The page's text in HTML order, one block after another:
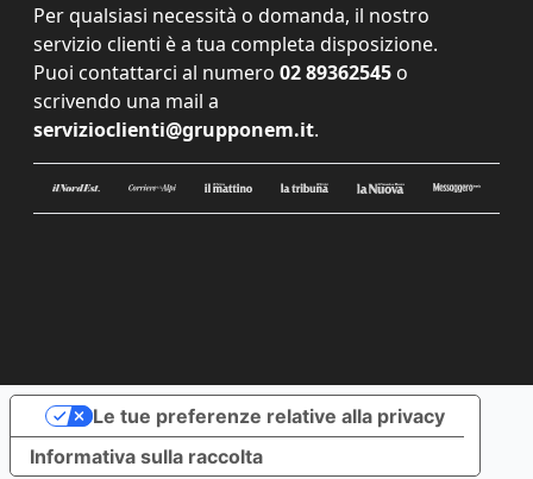
Per qualsiasi necessità o domanda, il nostro
servizio clienti è a tua completa disposizione.
Puoi contattarci al numero 02 89362545 o
scrivendo una mail a
servizioclienti@grupponem.it.
Informativa sulla raccolta
Le tue preferenze relative alla privacy